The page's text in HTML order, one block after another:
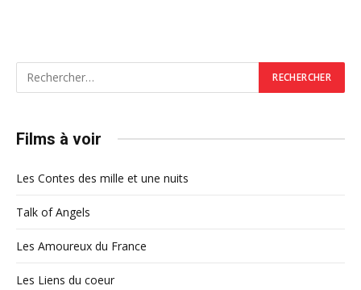
Films à voir
Les Contes des mille et une nuits
Talk of Angels
Les Amoureux du France
Les Liens du coeur